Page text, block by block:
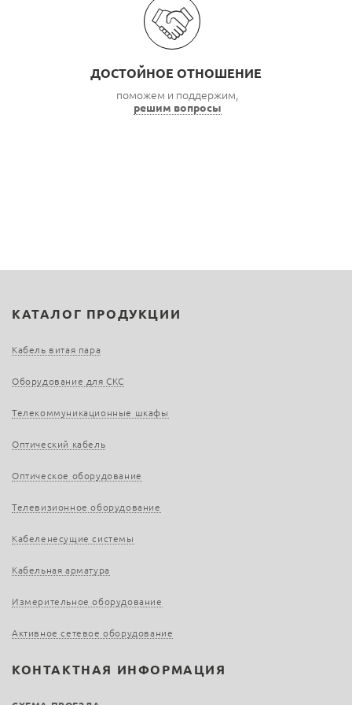
ДОСТОЙНОЕ ОТНОШЕНИЕ
поможем и поддержим,
решим вопросы
КАТАЛОГ ПРОДУКЦИИ
Кабель витая пара
Оборудование для СКС
Телекоммуникационные шкафы
Оптический кабель
Оптическое оборудование
Телевизионное оборудование
Кабеленесущие системы
Кабельная арматура
Измерительное оборудование
Активное сетевое оборудование
КОНТАКТНАЯ ИНФОРМАЦИЯ